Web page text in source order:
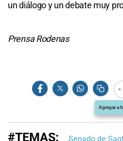
un diálogo y un debate muy
Prensa Rodenas
+
Agregar a
#TEMAS: Senado de